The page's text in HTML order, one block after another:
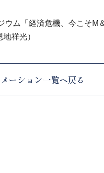
ム「経済危機、今こそM
祥光）
ーション一覧へ戻る